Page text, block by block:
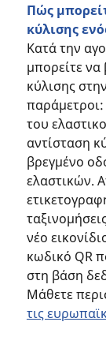
Πώς
κύλισης
Κατά την
μπορείτε να
κύλισης
παράμετροι:
του
αντίσταση
βρεγμένο
ελαστικών.
νέο
κωδικό QR
στη βάση
Μάθετε
τις